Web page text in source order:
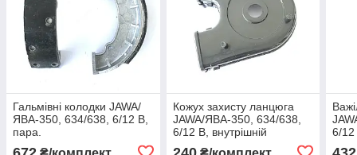
Гальмівні колодки JAWA/
ЯВА-350, 634/638, 6/12 В,
пара.
Кожух захисту ланцюга
JAWA/ЯВА-350, 634/638,
6/12 В, внутрішній
6/